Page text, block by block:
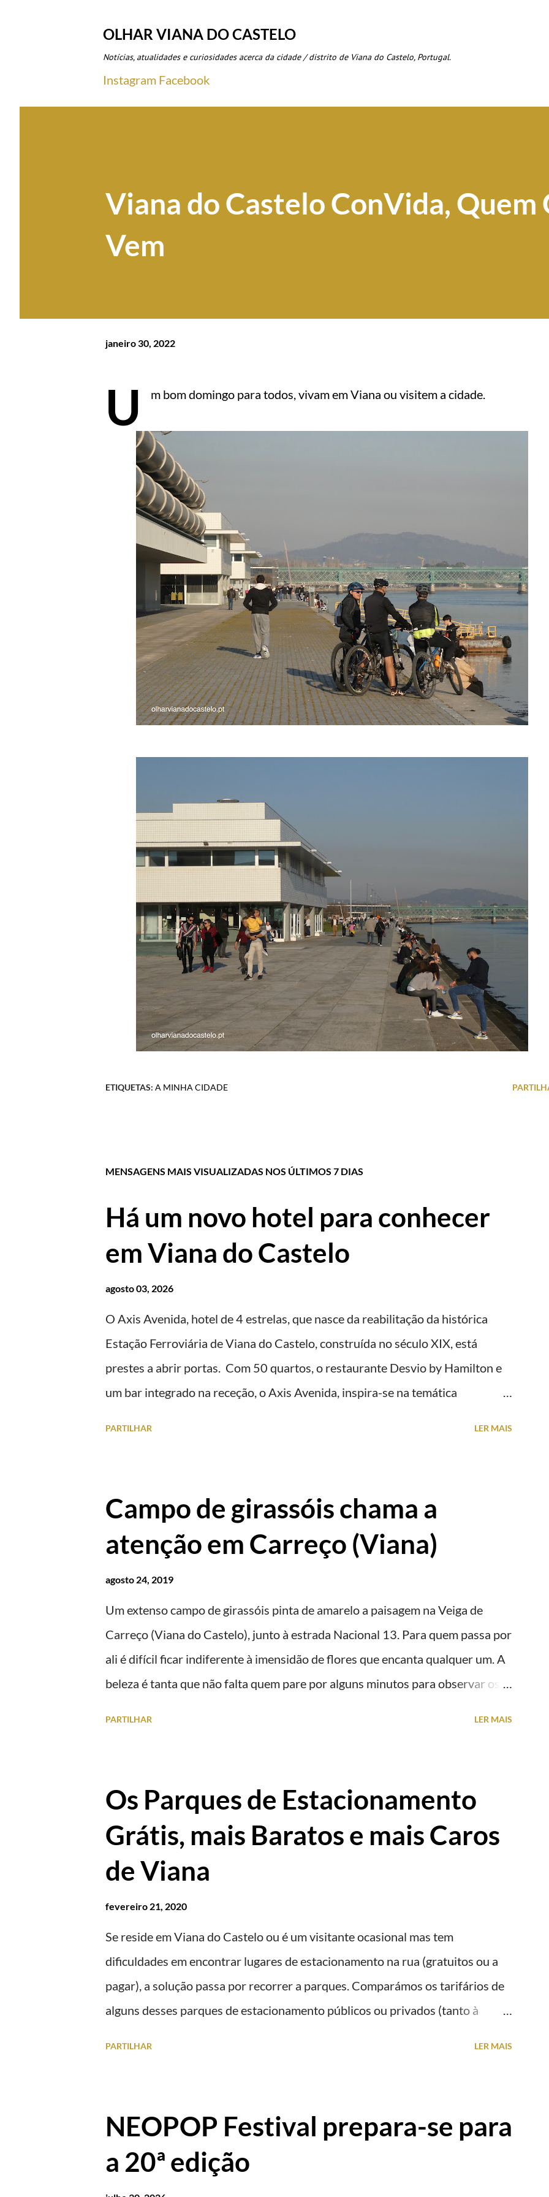
OLHAR VIANA DO CASTELO
Notícias, atualidades e curiosidades acerca da cidade / distrito de Viana do Castelo, Portugal.
Instagram Facebook
Viana do Castelo ConVida, Quem
Vem
janeiro 30, 2022
U m bom domingo para todos, vivam em Viana ou visitem a cidade.
ETIQUETAS: A MINHA CIDADE
MENSAGENS MAIS VISUALIZADAS NOS ÚLTIMOS 7 DIAS
Há um novo hotel para conhecer
em Viana do Castelo
agosto 03, 2026
O Axis Avenida, hotel de 4 estrelas, que nasce da reabilitação da histórica
Estação Ferroviária de Viana do Castelo, construída no século XIX, está
prestes a abrir portas. Com 50 quartos, o restaurante Desvio by Hamilton e
um bar integrado na receção, o Axis Avenida, inspira-se na temática
PARTILHAR LER MAIS
Campo de girassóis chama a
atenção em Carreço (Viana)
agosto 24, 2019
Um extenso campo de girassóis pinta de amarelo a paisagem na Veiga de
Carreço (Viana do Castelo), junto à estrada Nacional 13. Para quem passa por
ali é difícil ficar indiferente à imensidão de flores que encanta qualquer um. A
beleza é tanta que não falta quem pare por alguns minutos para observar os
PARTILHAR LER MAIS
Os Parques de Estacionamento
Grátis, mais Baratos e mais Caros
de Viana
fevereiro 21, 2020
Se reside em Viana do Castelo ou é um visitante ocasional mas tem
dificuldades em encontrar lugares de estacionamento na rua (gratuitos ou a
pagar), a solução passa por recorrer a parques. Comparámos os tarifários de
alguns desses parques de estacionamento públicos ou privados (tanto à
Viana Shopping é grátis de 2ª a 5ª feira a partir das 20:00 (DIAS ÚTEIS)
PARTILHAR LER MAIS
NEOPOP Festival prepara-se para
a 20ª edição